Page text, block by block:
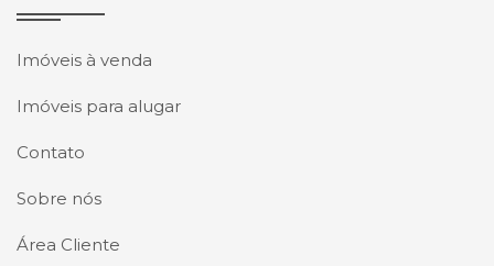
Imóveis à venda
Imóveis para alugar
Contato
Sobre nós
Área Cliente